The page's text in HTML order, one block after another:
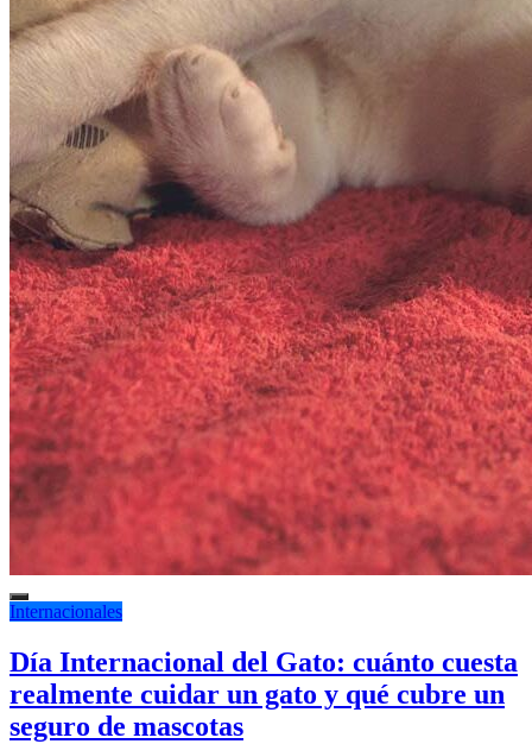
Internacionales
Día Internacional del Gato: cuánto cuesta
realmente cuidar un gato y qué cubre un
seguro de mascotas